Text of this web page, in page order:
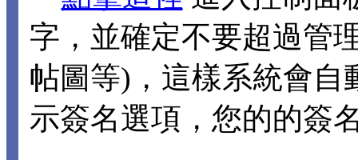
字，並確定不要超過管
帖圖等)，這樣系統會自
示簽名選項，您的的簽